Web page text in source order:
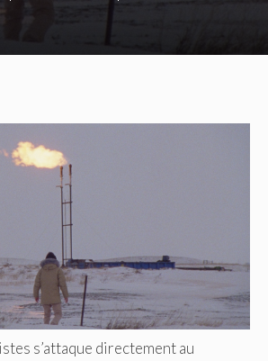
s’attaque directement au